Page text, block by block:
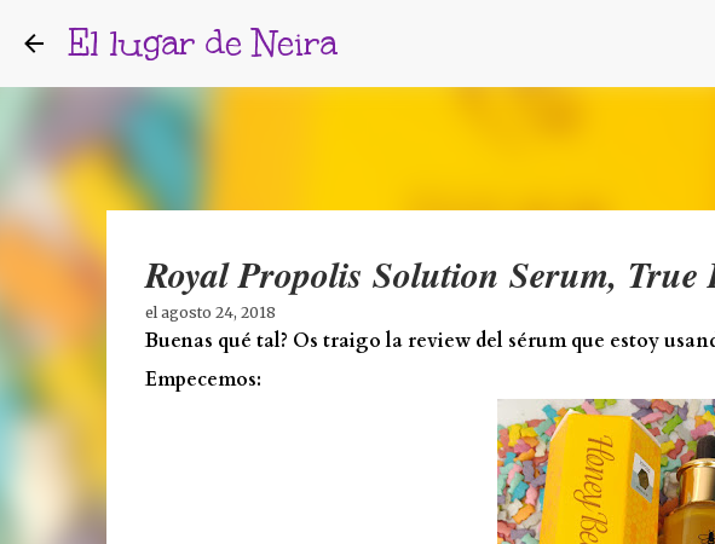
El lugar de Neira
Royal Propolis Solution Serum, True
el agosto 24, 2018
Buenas qué tal? Os traigo la review del sérum que estoy
Empecemos: